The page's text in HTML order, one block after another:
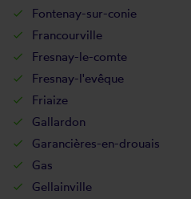
Fontenay-sur-conie
Francourville
Fresnay-le-comte
Fresnay-l'evêque
Friaize
Gallardon
Garancières-en-drouais
Gas
Gellainville